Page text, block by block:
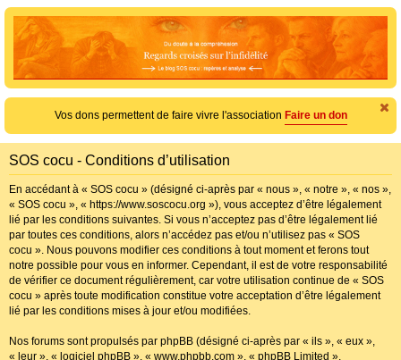
c
h
e
r
c
h
r
Vos dons permettent de faire vivre l'association Faire un don
SOS cocu - Conditions d’utilisation
En accédant à « SOS cocu » (désigné ci-après par « nous », « notre », « nos »,
« SOS cocu », « https://www.soscocu.org »), vous acceptez d’être légalement
lié par les conditions suivantes. Si vous n’acceptez pas d’être légalement lié
par toutes ces conditions, alors n’accédez pas et/ou n’utilisez pas « SOS
cocu ». Nous pouvons modifier ces conditions à tout moment et ferons tout
notre possible pour vous en informer. Cependant, il est de votre responsabilité
de vérifier ce document régulièrement, car votre utilisation continue de « SOS
cocu » après toute modification constitue votre acceptation d’être légalement
lié par les conditions mises à jour et/ou modifiées.
Nos forums sont propulsés par phpBB (désigné ci-après par « ils », « eux »,
« leur », « logiciel phpBB », « www.phpbb.com », « phpBB Limited »,